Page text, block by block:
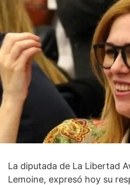
La diputada de La Libertad
Lemoine, expresó hoy su